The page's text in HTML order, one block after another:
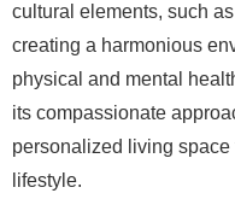
cultural elements, such
creating a harmonious
physical and mental
its compassionate
personalized living
lifestyle.